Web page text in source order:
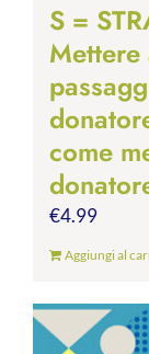
S =
come
€4.99
Aggiungi al